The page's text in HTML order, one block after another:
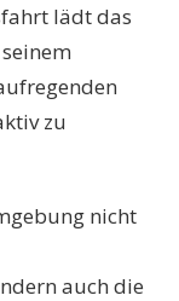
lädt das
zu
nicht
auch die